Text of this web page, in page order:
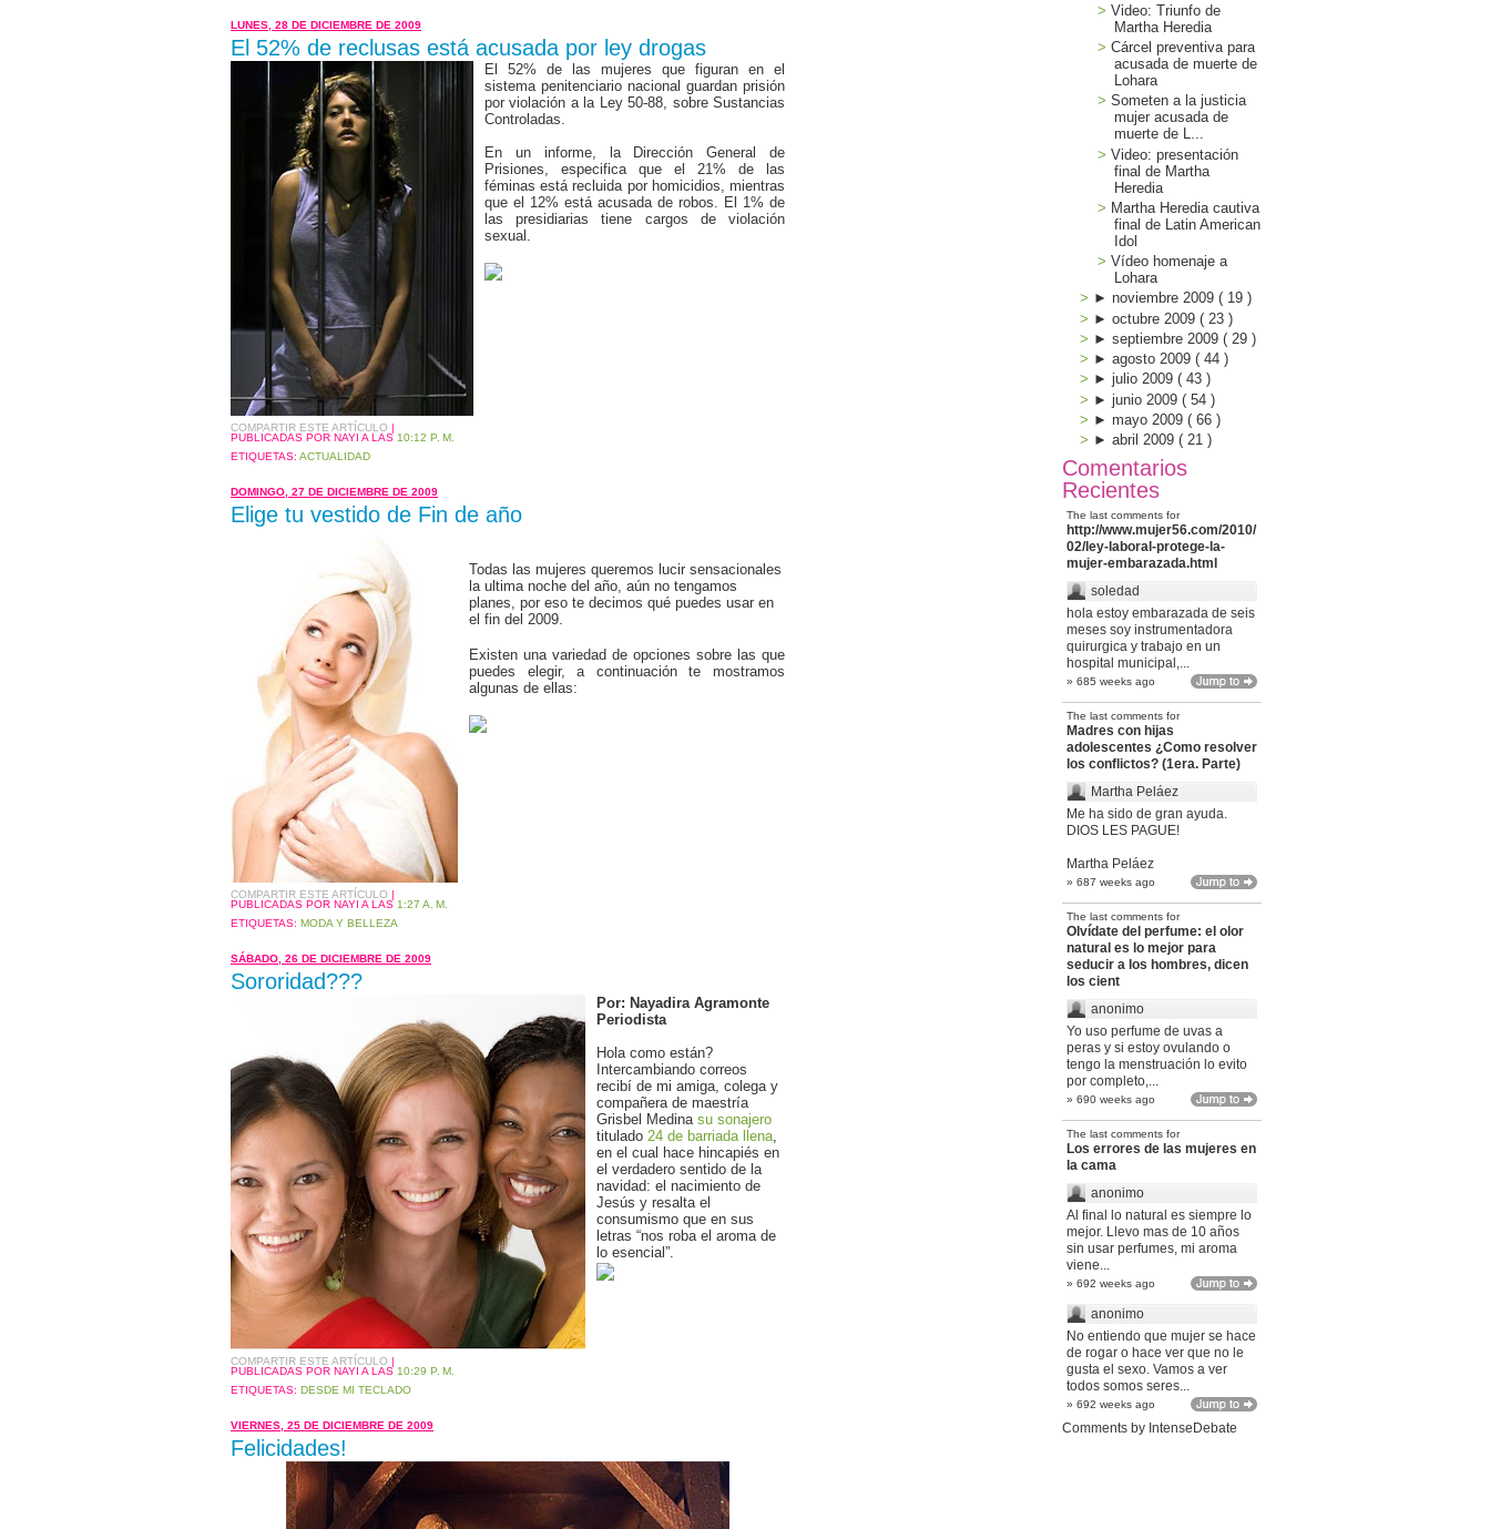
LUNES, 28 DE DICIEMBRE DE 2009
El 52% de reclusas está acusada por ley drogas
El 52% de las mujeres que figuran en el
sistema penitenciario nacional guardan prisión
por violación a la Ley 50-88, sobre Sustancias
Controladas.
En un informe, la Dirección General de
Prisiones, especifica que el 21% de las
féminas está recluida por homicidios, mientras
que el 12% está acusada de robos. El 1% de
las presidiarias tiene cargos de violación
sexual.
COMPARTIR ESTE ARTÍCULO |
PUBLICADAS POR NAYI A LAS 10:12 P. M.
ETIQUETAS: ACTUALIDAD
DOMINGO, 27 DE DICIEMBRE DE 2009
Elige tu vestido de Fin de año
Todas las mujeres queremos lucir sensacionales
la ultima noche del año, aún no tengamos
planes, por eso te decimos qué puedes usar en
el fin del 2009.
Existen una variedad de opciones sobre las que
puedes elegir, a continuación te mostramos
algunas de ellas:
COMPARTIR ESTE ARTÍCULO |
PUBLICADAS POR NAYI A LAS 1:27 A. M.
ETIQUETAS: MODA Y BELLEZA
SÁBADO, 26 DE DICIEMBRE DE 2009
Sororidad???
Por: Nayadira Agramonte
Periodista
Hola como están?
Intercambiando correos
recibí de mi amiga, colega y
compañera de maestría
Grisbel Medina su sonajero
titulado 24 de barriada llena,
en el cual hace hincapiés en
el verdadero sentido de la
navidad: el nacimiento de
Jesús y resalta el
consumismo que en sus
letras “nos roba el aroma de
lo esencial”.
COMPARTIR ESTE ARTÍCULO |
PUBLICADAS POR NAYI A LAS 10:29 P. M.
ETIQUETAS: DESDE MI TECLADO
VIERNES, 25 DE DICIEMBRE DE 2009
Felicidades!
Video: Triunfo de
Martha Heredia
Cárcel preventiva para
acusada de muerte de
Lohara
Someten a la justicia
mujer acusada de
muerte de L...
Video: presentación
final de Martha
Heredia
Martha Heredia cautiva
final de Latin American
Idol
Vídeo homenaje a
Lohara
► noviembre 2009 ( 19 )
► octubre 2009 ( 23 )
► septiembre 2009 ( 29 )
► agosto 2009 ( 44 )
► julio 2009 ( 43 )
► junio 2009 ( 54 )
► mayo 2009 ( 66 )
► abril 2009 ( 21 )
Comentarios
Recientes
The last comments for
http://www.mujer56.com/2010/
02/ley-laboral-protege-la-
mujer-embarazada.html
soledad
hola estoy embarazada de seis
meses soy instrumentadora
quirurgica y trabajo en un
hospital municipal,...
» 685 weeks ago
The last comments for
Madres con hijas
adolescentes ¿Como resolver
los conflictos? (1era. Parte)
Martha Peláez
Me ha sido de gran ayuda.
DIOS LES PAGUE!
Martha Peláez
» 687 weeks ago
The last comments for
Olvídate del perfume: el olor
natural es lo mejor para
seducir a los hombres, dicen
los cient
anonimo
Yo uso perfume de uvas a
peras y si estoy ovulando o
tengo la menstruación lo evito
por completo,...
» 690 weeks ago
The last comments for
Los errores de las mujeres en
la cama
anonimo
Al final lo natural es siempre lo
mejor. Llevo mas de 10 años
sin usar perfumes, mi aroma
viene...
» 692 weeks ago
anonimo
No entiendo que mujer se hace
de rogar o hace ver que no le
gusta el sexo. Vamos a ver
todos somos seres...
» 692 weeks ago
Comments by IntenseDebate